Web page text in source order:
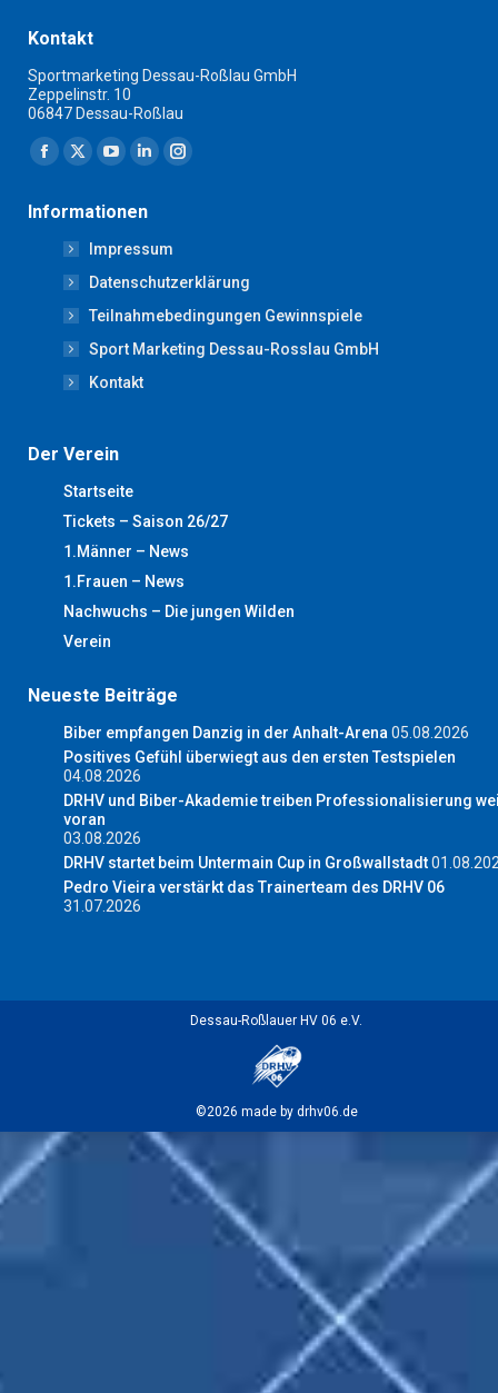
Kontakt
Sportmarketing Dessau-Roßlau GmbH
Zeppelinstr. 10
06847 Dessau-Roßlau
Finden Sie uns auf:
Facebook
opens
new
window
X
opens
in
new
window
YouTube
opens
in
new
window
Linkedin
opens
in
new
window
Instagram
new
window
Informationen
Impressum
Datenschutzerklärung
Teilnahmebedingungen Gewinnspiele
Sport Marketing Dessau-Rosslau GmbH
Kontakt
Der Verein
Startseite
Tickets – Saison 26/27
1.Männer – News
1.Frauen – News
Nachwuchs – Die jungen Wilden
Verein
Neueste Beiträge
Biber empfangen Danzig in der Anhalt-Arena 05.08.2026
Positives Gefühl überwiegt aus den ersten Testspielen
04.08.2026
DRHV und Biber-Akademie treiben Professionalisierung
voran
03.08.2026
DRHV startet beim Untermain Cup in Großwallstadt
Pedro Vieira verstärkt das Trainerteam des DRHV 06
31.07.2026
Dessau-Roßlauer HV 06 e.V.
©2026 made by drhv06.de